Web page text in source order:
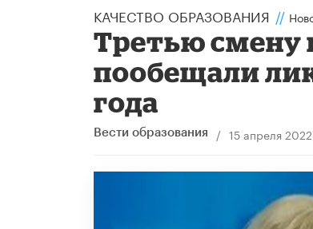
КАЧЕСТВО ОБРАЗОВАНИЯ //
Третью смену
пообещали
года
Вести образования / 15 апреля 2022